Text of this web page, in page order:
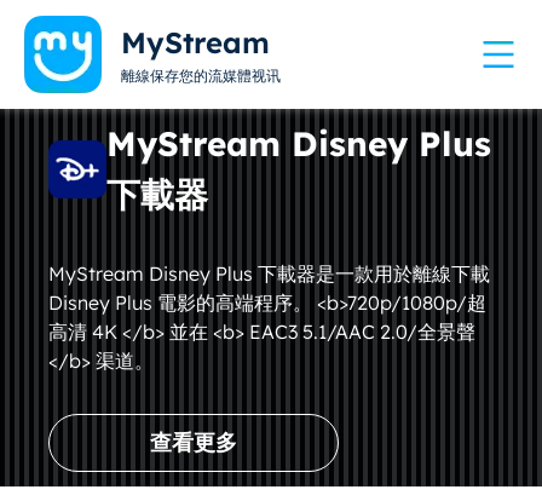
MyStream
離線保存您的流媒體视讯
MyStream Disney Plus
下載器
MyStream Disney Plus 下載器是一款用於離線下載
Disney Plus 電影的高端程序。 <b>720p/1080p/超
高清 4K </b> 並在 <b> EAC3 5.1/AAC 2.0/全景聲
</b> 渠道。
查看更多